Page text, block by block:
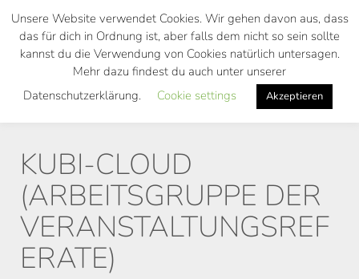
Skip
main
KUBI-CLOUD
(ARBEITSGRUPPE DER
VERANSTALTUNGSREF
ERATE)
Unsere Website verwendet Cookies. Wir gehen davon aus, dass
das für dich in Ordnung ist, aber falls dem nicht so sein sollte
kannst du die Verwendung von Cookies natürlich untersagen.
Mehr dazu findest du auch unter unserer
Datenschutzerklärung.
Cookie settings Akzeptieren